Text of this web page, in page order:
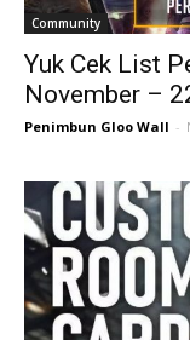
Community
Yuk Cek List
November –
Penimbun Gloo Wall -